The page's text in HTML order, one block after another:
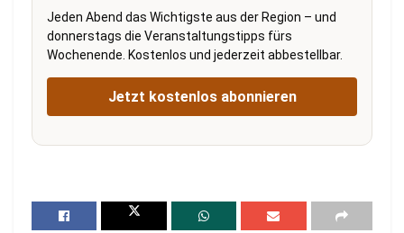
Jeden Abend das Wichtigste aus der Region – und
donnerstags die Veranstaltungstipps fürs
Wochenende. Kostenlos und jederzeit abbestellbar.
Jetzt kostenlos abonnieren